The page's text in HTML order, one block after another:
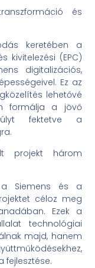
és
keretében a
kivitelezési (EPC)
digitalizációs,
Ez az
lehetővé
formálja a jövő
fektetve a
projekt három
a Siemens és a
céloz meg
Ezek a
technológiai
majd, hanem
fejlesztése.